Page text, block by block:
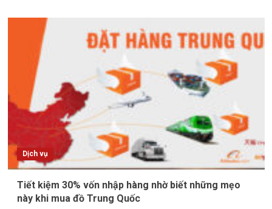
Dịch vụ
Tiết kiệm 30% vốn nhập hàng nhờ biết những mẹo
này khi mua đồ Trung Quốc